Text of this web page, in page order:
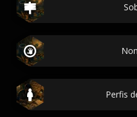
Perfis